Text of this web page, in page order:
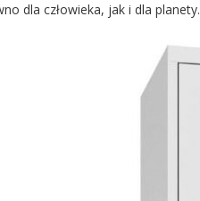
dla człowieka, jak i dla planety.